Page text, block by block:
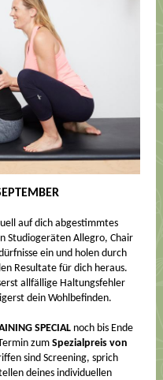
auf dich abgestimmtes
Studiogeräten Allegro, Chair
ein und holen durch
Resultatefür dich heraus.
allfällige Haltungsfehler
dein Wohlbefinden.
SPECIAL noch bis Ende
zum Spezialpreis von
sind Screening, sprich
deines individuellen